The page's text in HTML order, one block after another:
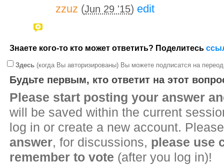
zzuz (Jun 29 '15) edit
Знаете кого-то кто может ответить? Поделитесь
Здесь (когда Вы авторизированы) Вы можете подписатся на
Будьте первым, кто ответит на этот
Please start posting your answer
will be saved within the current
log in or create a new account.
answer, for discussions, please use
remember to vote (after you log in)!